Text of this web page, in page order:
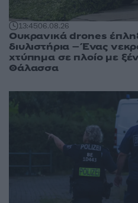
13:4506.08.26
Ουκρανικά drones
διυλιστήρια – Ένας
χτύπημα σε πλοίο με
Θάλασσα